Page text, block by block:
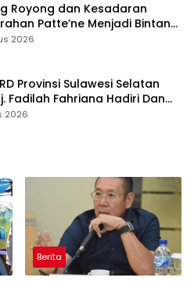
Royong dan Kesadaran
Patte’ne Menjadi Bintang
2026
2026
Provinsi Sulawesi Selatan
Fadilah Fahriana Hadiri Dan
: Takalar Menyalakan Lentera
2026
Berita